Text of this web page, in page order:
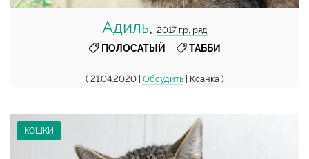
Адиль, 2017 г.р, ряд
ПОЛОСАТЫЙ
ТАББИ
( 21.04.2020 | Обсудить | Ксанка )
КОШКИ